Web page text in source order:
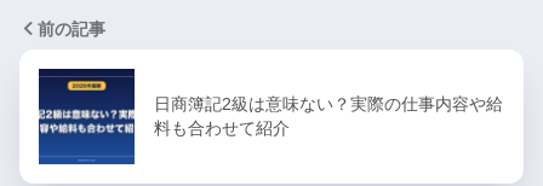
前の記事
日商簿記2級は意味ない？実際の仕事内容や給
料も合わせて紹介